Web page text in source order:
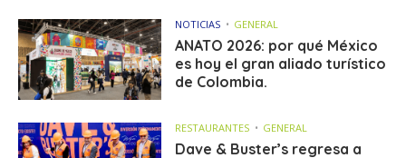
NOTICIAS GENERAL
ANATO 2026: por qué México
es hoy el gran aliado turístico
de Colombia.
RESTAURANTES GENERAL
Dave & Buster’s regresa a